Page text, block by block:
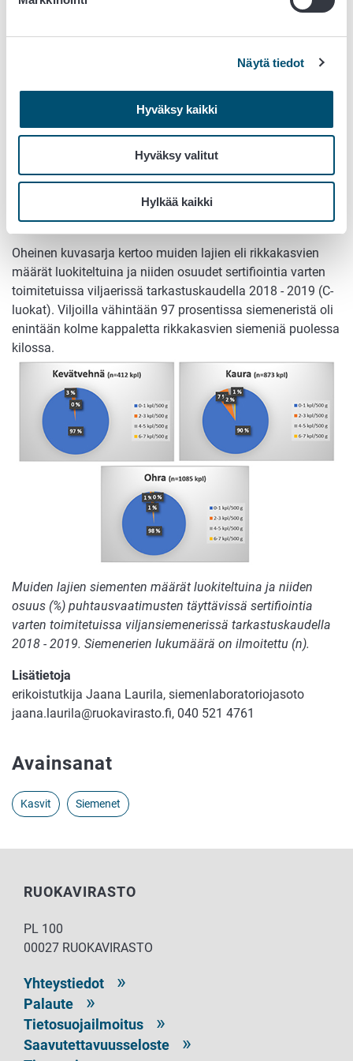
Näytä tiedot
Hyväksy kaikki
Hyväksy valitut
Hylkää kaikki
Muiden viljalajien siementen määrät luokiteltuina ja niiden
osuus (%) puhtausvaatimusten täyttävissä sertifiointia
varten toimitetuissa viljansiemenerissä
tarkastuskausittain.
Oheinen kuvasarja kertoo muiden lajien eli rikkakasvien
määrät luokiteltuina ja niiden osuudet sertifiointia varten
toimitetuissa viljaerissä tarkastuskaudella 2018 - 2019 (C-
luokat). Viljoilla vähintään 97 prosentissa siemeneristä oli
enintään kolme kappaletta rikkakasvien siemeniä puolessa
kilossa.
Muiden lajien siementen määrät luokiteltuina ja niiden
osuus (%) puhtausvaatimusten täyttävissä sertifiointia
varten toimitetuissa viljansiemenerissä tarkastuskaudella
2018 - 2019. Siemenerien lukumäärä on ilmoitettu (n).
Lisätietoja
erikoistutkija Jaana Laurila, siemenlaboratoriojasoto
jaana.laurila@ruokavirasto.fi, 040 521 4761
Avainsanat
Kasvit Siemenet
RUOKAVIRASTO
PL 100
00027 RUOKAVIRASTO
Yhteystiedot
Palaute
Tietosuojailmoitus
Saavutettavuusseloste